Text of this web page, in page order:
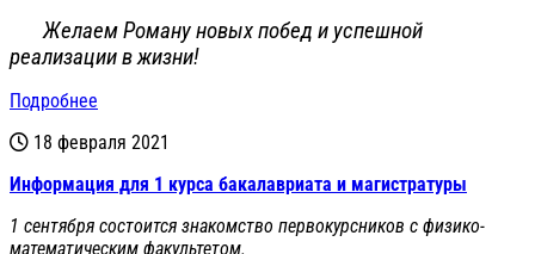
Желаем Роману новых побед и успешной
реализации в жизни!
Подробнее
18 февраля 2021
Информация для 1 курса бакалавриата и магистратуры
1 сентября состоится знакомство первокурсников с физико-
математическим факультетом.